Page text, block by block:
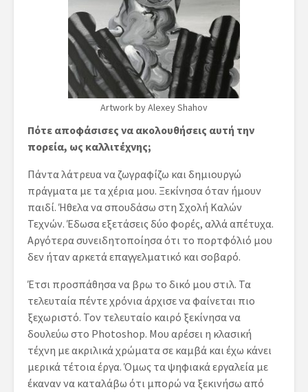
Artwork by Alexey Shahov
Πότε αποφάσισες να ακολουθήσεις αυτή την
πορεία, ως καλλιτέχνης;
Πάντα λάτρευα να ζωγραφίζω και δημιουργώ
πράγματα με τα χέρια μου. Ξεκίνησα όταν ήμουν
παιδί. Ήθελα να σπουδάσω στη Σχολή Καλών
Τεχνών. Έδωσα εξετάσεις δύο φορές, αλλά απέτυχα.
Αργότερα συνειδητοποίησα ότι το πορτφόλιό μου
δεν ήταν αρκετά επαγγελματικό και σοβαρό.
Έτσι προσπάθησα να βρω το δικό μου στιλ. Τα
τελευταία πέντε χρόνια άρχισε να φαίνεται πιο
ξεχωριστό. Τον τελευταίο καιρό ξεκίνησα να
δουλεύω στο Photoshop. Μου αρέσει η κλασική
τέχνη με ακριλικά χρώματα σε καμβά και έχω κάνει
μερικά τέτοια έργα. Όμως τα ψηφιακά εργαλεία με
έκαναν να καταλάβω ότι μπορώ να ξεκινήσω από